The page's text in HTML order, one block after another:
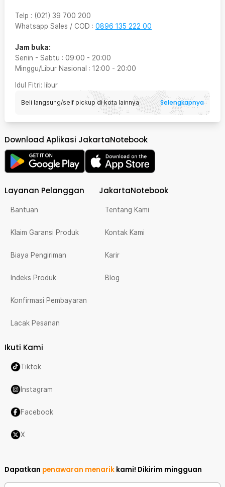
Telp : (021) 39 700 200
Whatsapp Sales / COD : 0896 135 222 00
Jam buka:
Senin - Sabtu : 09:00 - 20:00
Minggu/Libur Nasional : 12:00 - 20:00
Idul Fitri: libur
Beli langsung/self pickup di kota lainnya Selengkapnya
Download Aplikasi JakartaNotebook
Layanan Pelanggan
Bantuan
Klaim Garansi Produk
Biaya Pengiriman
Indeks Produk
Konfirmasi Pembayaran
Lacak Pesanan
JakartaNotebook
Tentang Kami
Kontak Kami
Karir
Blog
Ikuti Kami
Tiktok
Instagram
Facebook
X
Dapatkan penawaran menarik kami! Dikirim mingguan